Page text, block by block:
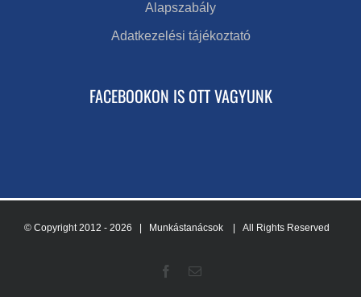
Alapszabály
Adatkezelési tájékoztató
FACEBOOKON IS OTT VAGYUNK
© Copyright 2012 - 2026 | Munkástanácsok | All Rights Reserved
Facebook
Email